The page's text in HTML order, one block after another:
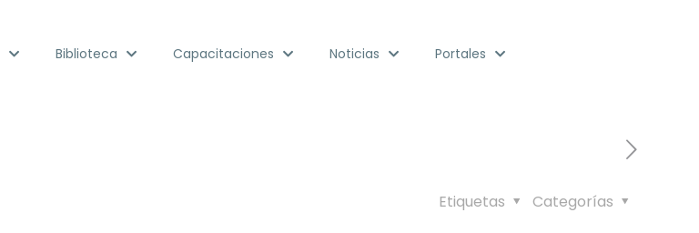
Biblioteca Capacitaciones Noticias
Portales
Categorías
Etiquetas